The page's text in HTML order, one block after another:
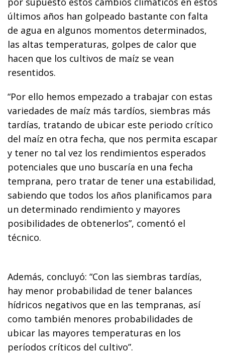
últimos años han golpeado bastante con falta
de agua en algunos momentos determinados,
las altas temperaturas, golpes de calor que
hacen que los cultivos de maíz se vean
resentidos.
“Por ello hemos empezado a trabajar con estas
variedades de maíz más tardíos, siembras más
tardías, tratando de ubicar este periodo crítico
del maíz en otra fecha, que nos permita escapar
y tener no tal vez los rendimientos esperados
potenciales que uno buscaría en una fecha
temprana, pero tratar de tener una estabilidad,
sabiendo que todos los años planificamos para
un determinado rendimiento y mayores
posibilidades de obtenerlos”, comentó el
técnico.
Además, concluyó: “Con las siembras tardías,
hay menor probabilidad de tener balances
hídricos negativos que en las tempranas, así
como también menores probabilidades de
ubicar las mayores temperaturas en los
períodos críticos del cultivo”.